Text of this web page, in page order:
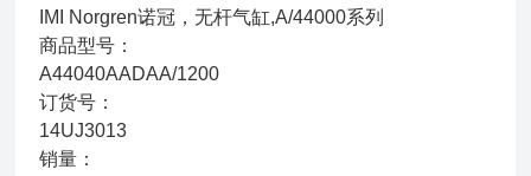
IMI Norgren诺冠，无杆气缸,A/44000系列
商品型号：
A44040AADAA/1200
订货号：
14UJ3013
销量：